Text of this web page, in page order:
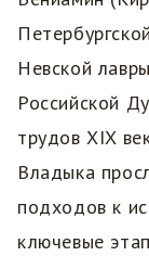
Невской
Российской
трудов XIX
Владыка
подходов к
ключевые